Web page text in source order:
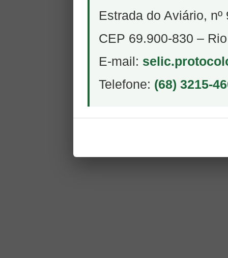
Estrada do Aviário,
CEP 69.900-830 –
E-mail:
Telefone: (68) 3215-